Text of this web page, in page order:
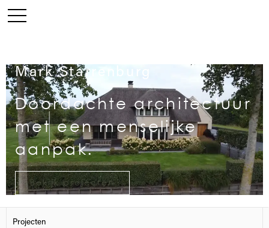
Mark Starrenburg
Doordachte architectuur
met een menselijke
aanpak.
Bekijk projecten
Projecten